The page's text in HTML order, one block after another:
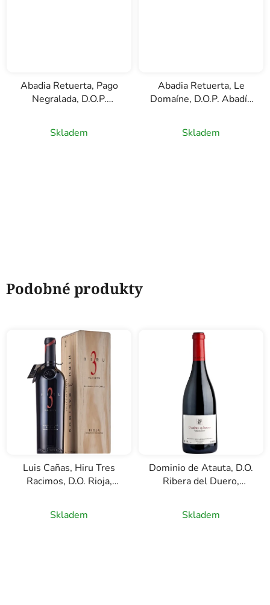
Abadia Retuerta, Pago
Negralada, D.O.P.
červené víno, 1,5l
Skladem
Abadia Retuerta, Le
Domaíne, D.O.P. Abadía
0,75l
Skladem
Podobné produkty
Luis Cañas, Hiru Tres
Racimos, D.O. Rioja,
Skladem
Dominio de Atauta, D.O.
Ribera del Duero,
Skladem